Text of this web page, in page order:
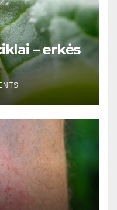
– erkės